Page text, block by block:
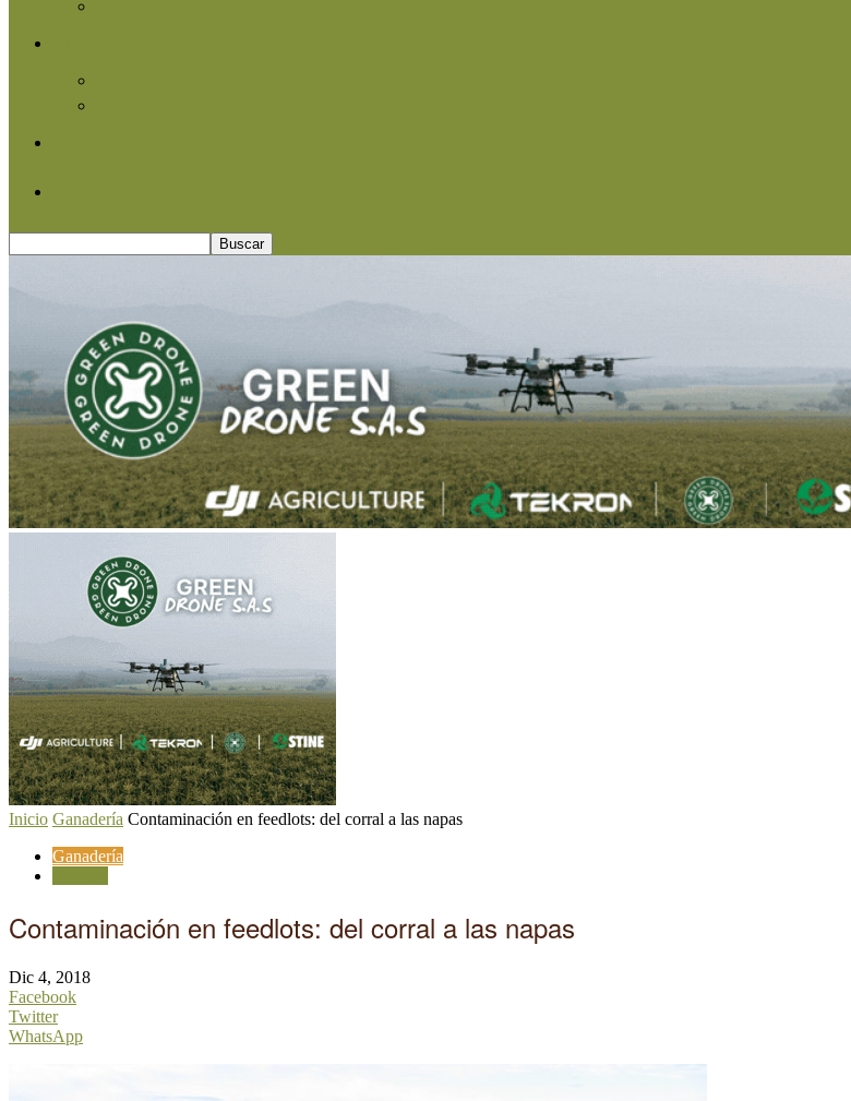
Inicio Ganadería Contaminación en feedlots: del corral a las napas
Ganadería
Contaminación en feedlots: del corral a las napas
Dic 4, 2018
Facebook
Twitter
WhatsApp